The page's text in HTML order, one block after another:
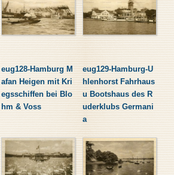
eug128-Hamburg M
afan Heigen mit Kri
egsschiffen bei Blo
hm & Voss
eug129-Hamburg-U
hlenhorst Fahrhaus
u Bootshaus des R
uderklubs Germani
a